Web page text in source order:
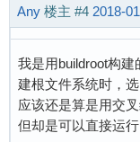
Any 楼主 #4 2018-
我是用buildroot构
建根文件系统时，
应该还是算是用交
但却是可以直接运行